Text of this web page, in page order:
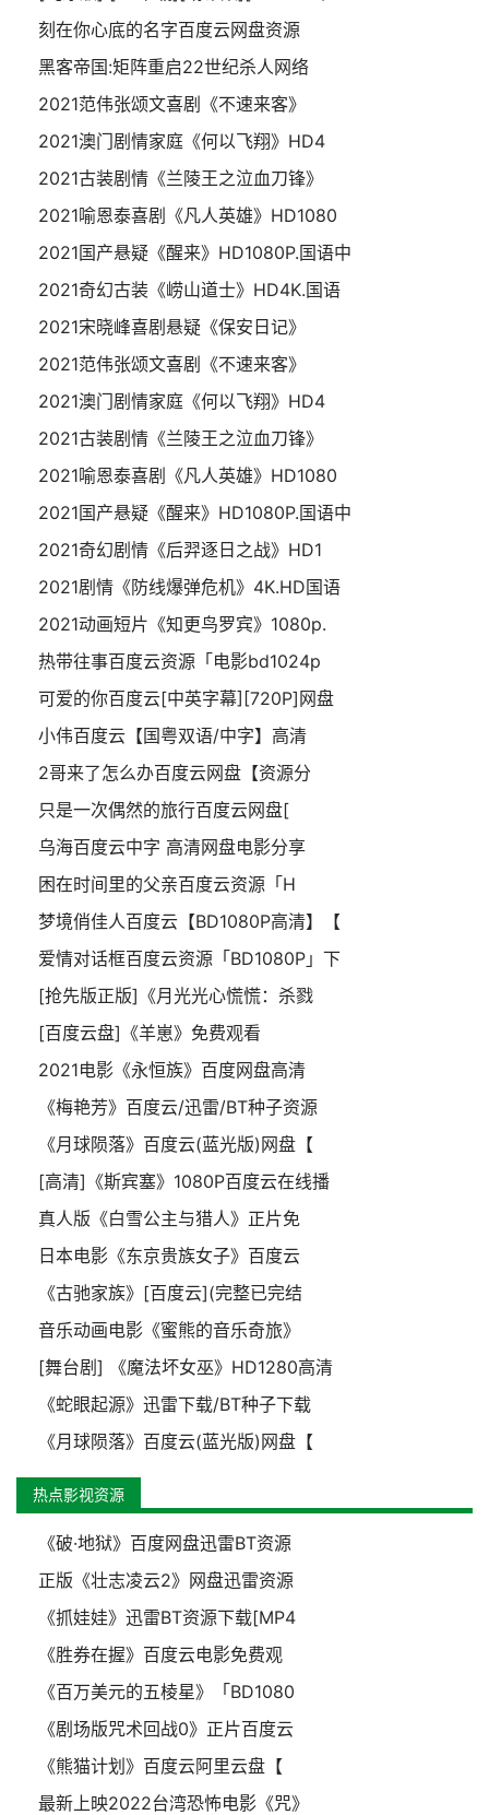
刻在你心底的名字百度云网盘资源
黑客帝国:矩阵重启22世纪杀人网络
2021范伟张颂文喜剧《不速来客》
2021澳门剧情家庭《何以飞翔》HD4
2021古装剧情《兰陵王之泣血刀锋》
2021喻恩泰喜剧《凡人英雄》HD1080
2021国产悬疑《醒来》HD1080P.国语中
2021奇幻古装《崂山道士》HD4K.国语
2021宋晓峰喜剧悬疑《保安日记》
2021范伟张颂文喜剧《不速来客》
2021澳门剧情家庭《何以飞翔》HD4
2021古装剧情《兰陵王之泣血刀锋》
2021喻恩泰喜剧《凡人英雄》HD1080
2021国产悬疑《醒来》HD1080P.国语中
2021奇幻剧情《后羿逐日之战》HD1
2021剧情《防线爆弹危机》4K.HD国语
2021动画短片《知更鸟罗宾》1080p.
热带往事百度云资源「电影bd1024p
可爱的你百度云[中英字幕][720P]网盘
小伟百度云【国粤双语/中字】高清
2哥来了怎么办百度云网盘【资源分
只是一次偶然的旅行百度云网盘[
乌海百度云中字 高清网盘电影分享
困在时间里的父亲百度云资源「H
梦境俏佳人百度云【BD1080P高清】【
爱情对话框百度云资源「BD1080P」下
[抢先版正版]《月光光心慌慌：杀戮
[百度云盘]《羊崽》免费观看
2021电影《永恒族》百度网盘高清
《梅艳芳》百度云/迅雷/BT种子资源
《月球陨落》百度云(蓝光版)网盘【
[高清]《斯宾塞》1080P百度云在线播
真人版《白雪公主与猎人》正片免
日本电影《东京贵族女子》百度云
《古驰家族》[百度云](完整已完结
音乐动画电影《蜜熊的音乐奇旅》
[舞台剧] 《魔法坏女巫》HD1280高清
《蛇眼起源》迅雷下载/BT种子下载
《月球陨落》百度云(蓝光版)网盘【
热点影视资源
《破·地狱》百度网盘迅雷BT资源
正版《壮志凌云2》网盘迅雷资源
《抓娃娃》迅雷BT资源下载[MP4
《胜券在握》百度云电影免费观
《百万美元的五棱星》「BD1080
《剧场版咒术回战0》正片百度云
《熊猫计划》百度云阿里云盘【
最新上映2022台湾恐怖电影《咒》